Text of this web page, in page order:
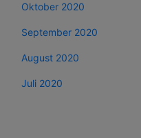
Oktober 2020
September 2020
August 2020
Juli 2020